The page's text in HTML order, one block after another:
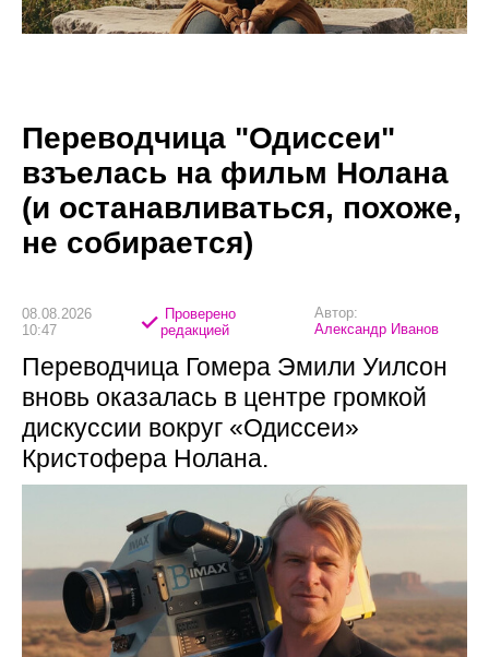
Переводчица "Одиссеи"
взъелась на фильм Нолана
(и останавливаться, похоже,
не собирается)
08.08.2026
10:47
Проверено
редакцией
Автор:
Александр Иванов
Переводчица Гомера Эмили Уилсон
вновь оказалась в центре громкой
дискуссии вокруг «Одиссеи»
Кристофера Нолана.